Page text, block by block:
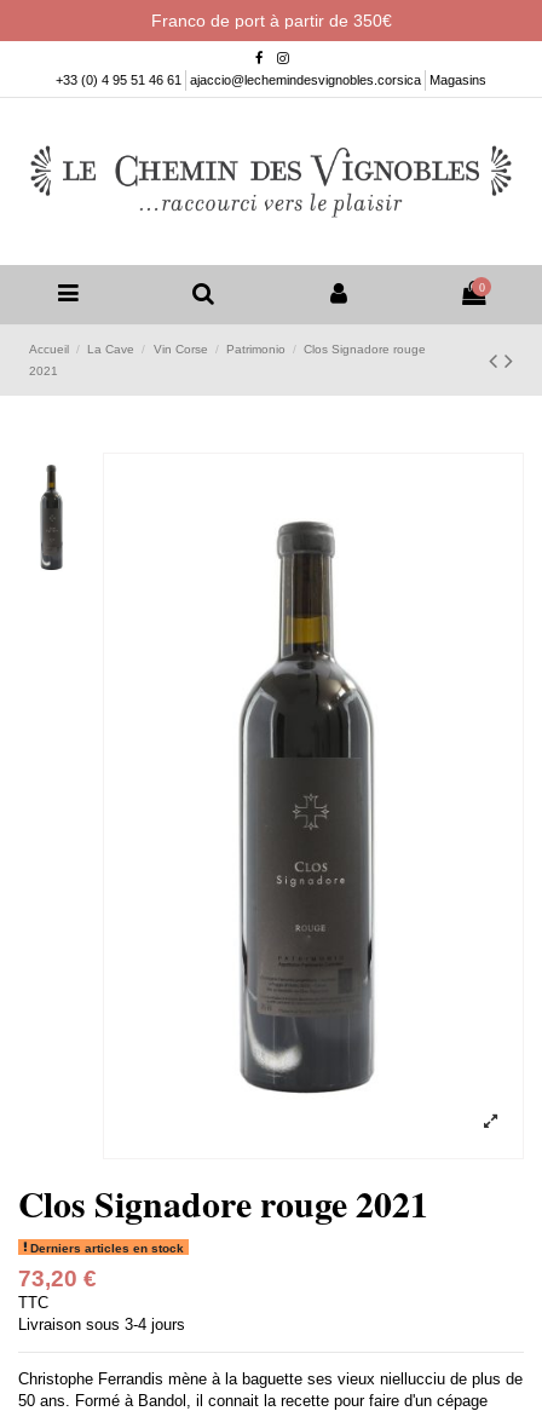
Franco de port à partir de 350€
+33 (0) 4 95 51 46 61 ajaccio@lechemindesvignobles.corsica Magasins
0
Accueil La Cave Vin Corse Patrimonio
Clos Signadore rouge
2021
Clos Signadore rouge 2021
Derniers articles en stock
73,20 €
TTC
Livraison sous 3-4 jours
Christophe Ferrandis mène à la baguette ses vieux niellucciu de plus de
50 ans. Formé à Bandol, il connait la recette pour faire d'un cépage